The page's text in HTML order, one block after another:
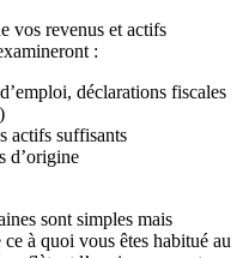
vos revenus et actifs
:
déclarations fiscales
actifs suffisants
d’origine
sont simples mais
à quoi vous êtes habitué au